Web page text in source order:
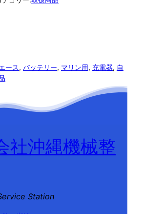
ース, バッテリー, マリン用, 充電器, 自
社沖縄機械整
Station